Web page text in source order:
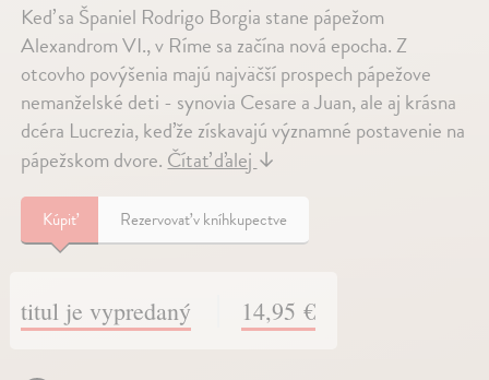
Keď sa Španiel Rodrigo Borgia stane pápežom
Alexandrom VI., v Ríme sa začína nová epocha. Z
otcovho povýšenia majú najväčší prospech pápežove
nemanželské deti - synovia Cesare a Juan, ale aj krásna
dcéra Lucrezia, keďže získavajú významné postavenie na
pápežskom dvore.Čítať ďalej↓
Kúpiť Rezervovať v kníhkupectve
titul je vypredaný 14,95 €